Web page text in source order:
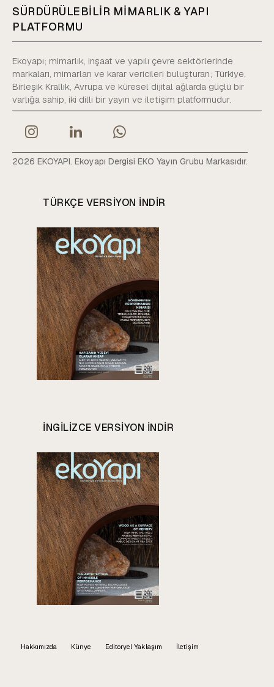
SÜRDÜRÜLEBİLİR MİMARLIK & YAPI
PLATFORMU
Ekoyapı; mimarlık, inşaat ve yapılı çevre sektörlerinde
markaları, mimarları ve karar vericileri buluşturan; Türkiye,
Birleşik Krallık, Avrupa ve küresel dijital ağlarda güçlü bir
varlığa sahip, iki dilli bir yayın ve iletişim platformudur.
2026 EKOYAPI. Ekoyapı Dergisi EKO Yayın Grubu Markasıdır.
TÜRKÇE VERSIYON INDIR
INGILIZCE VERSIYON INDIR
Hakkımızda Künye Editoryel Yaklaşım İletişim